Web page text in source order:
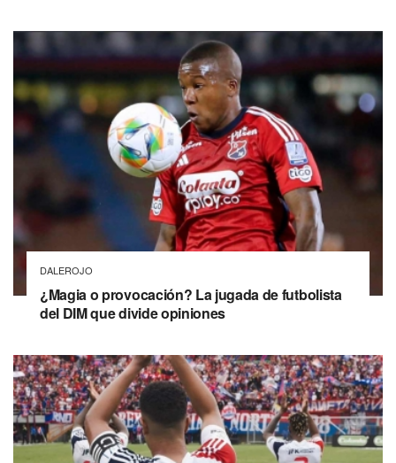
DALEROJO
¿Magia o provocación? La jugada de futbolista
del DIM que divide opiniones